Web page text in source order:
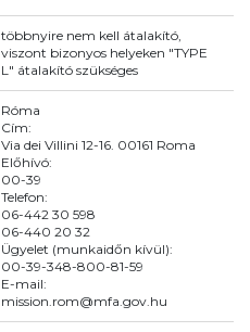
többnyire nem kell átalakító,
viszont bizonyos helyeken "TYPE
L" átalakító szükséges
Róma
Cím:
Via dei Villini 12-16. 00161 Roma
Előhívó:
00-39
Telefon:
06-442 30 598
06-440 20 32
Ügyelet (munkaidőn kívül):
00-39-348-800-81-59
E-mail:
mission.rom@mfa.gov.hu